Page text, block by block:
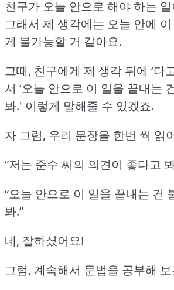
친구가 오늘 안으로 해야 하는
그래서 제 생각에는 오늘 안에
게 불가능할 거 같아요.
그때, 친구에게 제 생각 뒤에 ‘다
서 ‘오늘 안으로 이 일을 끝내는
봐.' 이렇게 말해줄 수 있겠죠.
자 그럼, 우리 문장을 한번 씩 읽
“저는 준수 씨의 의견이 좋다고
“오늘 안으로 이 일을 끝내는 건
봐.”
네, 잘하셨어요!
그럼, 계속해서 문법을 공부해